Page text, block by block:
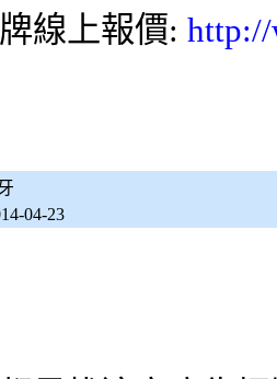
線上報價: http://
04-23